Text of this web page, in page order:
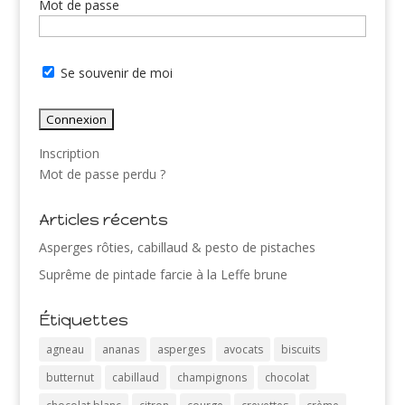
Mot de passe
Se souvenir de moi
Inscription
Mot de passe perdu ?
Articles récents
Asperges rôties, cabillaud & pesto de pistaches
Suprême de pintade farcie à la Leffe brune
Étiquettes
agneau ananas asperges avocats
biscuits
butternut
cabillaud champignons
chocolat